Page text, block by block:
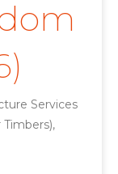
Services